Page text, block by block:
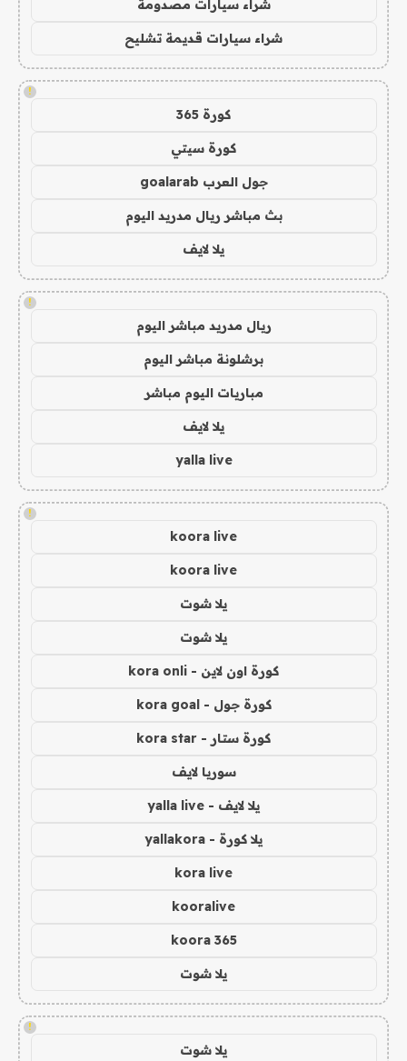
شراء سيارات مصدومة
شراء سيارات قديمة تشليح
!
كورة 365
كورة سيتي
جول العرب goalarab
بث مباشر ريال مدريد اليوم
يلا لايف
!
ريال مدريد مباشر اليوم
برشلونة مباشر اليوم
مباريات اليوم مباشر
يلا لايف
yalla live
!
koora live
koora live
يلا شوت
يلا شوت
كورة اون لاين - kora onli
كورة جول - kora goal
كورة ستار - kora star
سوريا لايف
يلا لايف - yalla live
يلا كورة - yallakora
kora live
kooralive
koora 365
يلا شوت
!
يلا شوت